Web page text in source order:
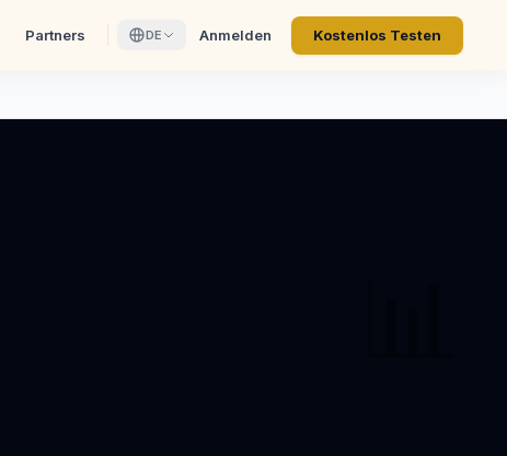
Partners DE Anmelden Kostenlos Testen